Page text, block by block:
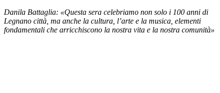
Danila Battaglia: «Questa sera celebriamo non solo i 100 anni di
Legnano città, ma anche la cultura, l’arte e la musica, elementi
fondamentali che arricchiscono la nostra vita e la nostra comunità»